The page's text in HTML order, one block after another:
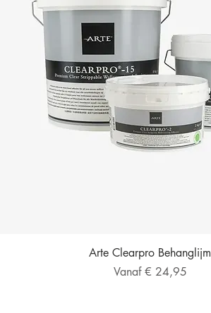
Snel overzicht
Arte Clearpro Behanglijm
Vanaf€ 24,95
Verkoopprijs